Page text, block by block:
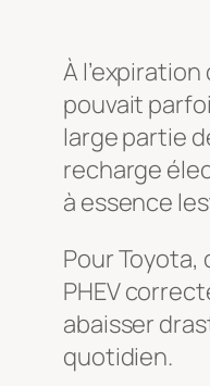
À
pouvait
large partie
recharge
à essence
Pour Toyota,
PHEV
abaisser
quotidien.